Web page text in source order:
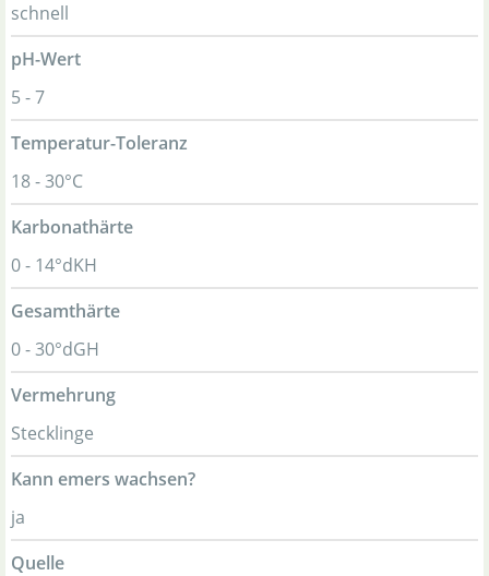
schnell
pH-Wert
5 - 7
Temperatur-Toleranz
18 - 30°C
Karbonathärte
0 - 14°dKH
Gesamthärte
0 - 30°dGH
Vermehrung
Stecklinge
Kann emers wachsen?
ja
Quelle